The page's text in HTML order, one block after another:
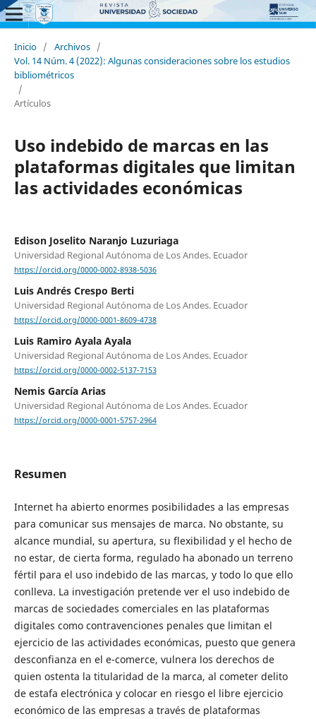
Inicio / Archivos /
Vol. 14 Núm. 4 (2022): Algunas consideraciones sobre los estudios
bibliométricos
/
Artículos
Uso indebido de marcas en las
plataformas digitales que limitan
las actividades económicas
Edison Joselito Naranjo Luzuriaga
Universidad Regional Autónoma de Los Andes. Ecuador
https://orcid.org/0000-0002-8938-5036
Luis Andrés Crespo Berti
Universidad Regional Autónoma de Los Andes. Ecuador
https://orcid.org/0000-0001-8609-4738
Luis Ramiro Ayala Ayala
Universidad Regional Autónoma de Los Andes. Ecuador
https://orcid.org/0000-0002-5137-7153
Nemis García Arias
Universidad Regional Autónoma de Los Andes. Ecuador
https://orcid.org/0000-0001-5757-2964
Resumen
Internet ha abierto enormes posibilidades a las empresas
para comunicar sus mensajes de marca. No obstante, su
alcance mundial, su apertura, su flexibilidad y el hecho de
no estar, de cierta forma, regulado ha abonado un terreno
fértil para el uso indebido de las marcas, y todo lo que ello
conlleva. La investigación pretende ver el uso indebido de
marcas de sociedades comerciales en las plataformas
digitales como contravenciones penales que limitan el
ejercicio de las actividades económicas, puesto que genera
desconfianza en el e-comerce, vulnera los derechos de
quien ostenta la titularidad de la marca, al cometer delito
de estafa electrónica y colocar en riesgo el libre ejercicio
económico de las empresas a través de plataformas